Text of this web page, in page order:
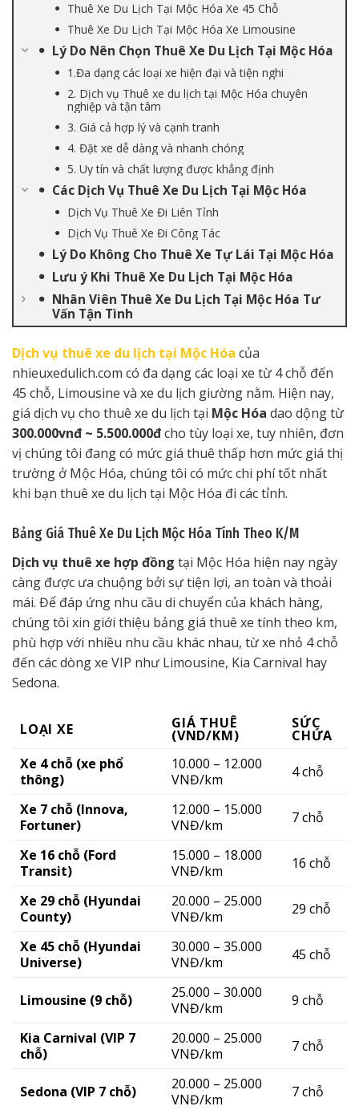
Thuê Xe Du Lịch Tại Mộc Hóa Xe 45 Chỗ
Thuê Xe Du Lịch Tại Mộc Hóa Xe Limousine
Lý Do Nên Chọn Thuê Xe Du Lịch Tại Mộc Hóa
1.Đa dạng các loại xe hiện đại và tiện nghi
2. Dịch vụ Thuê xe du lịch tại Mộc Hóa chuyên
nghiệp và tận tâm
3. Giá cả hợp lý và cạnh tranh
4. Đặt xe dễ dàng và nhanh chóng
5. Uy tín và chất lượng được khẳng định
Các Dịch Vụ Thuê Xe Du Lịch Tại Mộc Hóa
Dịch Vụ Thuê Xe Đi Liên Tỉnh
Dịch Vụ Thuê Xe Đi Công Tác
Lý Do Không Cho Thuê Xe Tự Lái Tại Mộc Hóa
Lưu ý Khi Thuê Xe Du Lịch Tại Mộc Hóa
Nhân Viên Thuê Xe Du Lịch Tại Mộc Hóa Tư
Vấn Tận Tình
Dịch vụ thuê xe du lịch tại Mộc Hóa của
nhieuxedulich.com có đa dạng các loại xe từ 4 chỗ đến
45 chỗ, Limousine và xe du lịch giường nằm. Hiện nay,
giá dịch vụ cho thuê xe du lịch tại Mộc Hóa dao dộng từ
300.000vnđ ~ 5.500.000đcho tùy loại xe, tuy nhiên, đơn
vị chúng tôi đang có mức giá thuê thấp hơn mức giá thị
trường ở Mộc Hóa, chúng tôi có mức chi phí tốt nhất
khi bạn thuê xe du lịch tại Mộc Hóa đi các tỉnh.
Bảng Giá Thuê Xe Du Lịch Mộc Hóa Tính Theo K/M
Dịch vụ thuê xe hợp đồng tại Mộc Hóa hiện nay ngày
càng được ưa chuộng bởi sự tiện lợi, an toàn và thoải
mái. Để đáp ứng nhu cầu di chuyển của khách hàng,
chúng tôi xin giới thiệu bảng giá thuê xe tính theo km,
phù hợp với nhiều nhu cầu khác nhau, từ xe nhỏ 4 chỗ
đến các dòng xe VIP như Limousine, Kia Carnival hay
Sedona.
LOẠI XE GIÁ THUÊ
(VND/KM)
SỨC
CHỨA
Xe 4 chỗ (xe phổ
thông)
10.000 – 12.000
VNĐ/km
4 chỗ
Xe 7 chỗ (Innova,
Fortuner)
12.000 – 15.000
VNĐ/km
7 chỗ
Xe 16 chỗ (Ford
Transit)
15.000 – 18.000
VNĐ/km
16 chỗ
Xe 29 chỗ (Hyundai
County)
20.000 – 25.000
VNĐ/km
29 chỗ
Xe 45 chỗ (Hyundai
Universe)
30.000 – 35.000
VNĐ/km
45 chỗ
Limousine (9 chỗ)
25.000 – 30.000
VNĐ/km
9 chỗ
Kia Carnival (VIP 7
chỗ)
20.000 – 25.000
VNĐ/km
7 chỗ
Sedona (VIP 7 chỗ)
20.000 – 25.000
VNĐ/km
7 chỗ